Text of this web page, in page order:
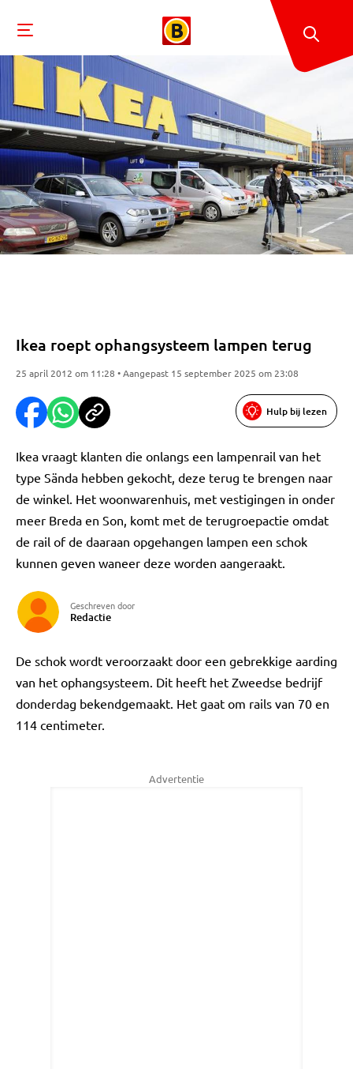
Ikea roept ophangsysteem lampen terug
25 april 2012 om 11:28 • Aangepast 15 september 2025 om 23:08
Hulp bij lezen
Ikea vraagt klanten die onlangs een lampenrail van het
type Sända hebben gekocht, deze terug te brengen naar
de winkel. Het woonwarenhuis, met vestigingen in onder
meer Breda en Son, komt met de terugroepactie omdat
de rail of de daaraan opgehangen lampen een schok
kunnen geven waneer deze worden aangeraakt.
Geschreven door
Redactie
De schok wordt veroorzaakt door een gebrekkige aarding
van het ophangsysteem. Dit heeft het Zweedse bedrijf
donderdag bekendgemaakt. Het gaat om rails van 70 en
114 centimeter.
Advertentie